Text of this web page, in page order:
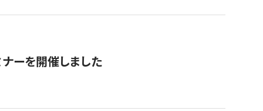
ーを開催しました